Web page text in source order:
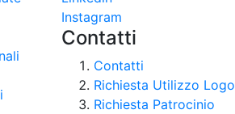
Instagram
Contatti
Contatti
Richiesta Utilizzo Logo
Richiesta Patrocinio